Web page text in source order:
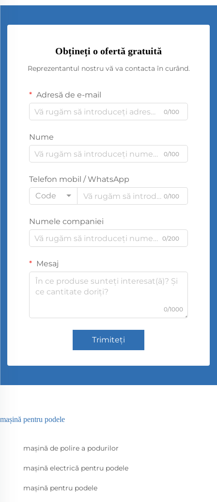
Obțineți o ofertă gratuită
Reprezentantul nostru vă va contacta în curând.
Adresă de e-mail
0/100
Nume
0/100
Telefon mobil / WhatsApp
Code
0/100
Numele companiei
0/200
Mesaj
0/1000
Trimiteți
mașină pentru podele
mașină de polire a podurilor
mașină electrică pentru podele
mașină pentru podele